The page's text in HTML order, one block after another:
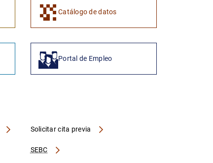
Catálogo de datos
Portal de Empleo
SEBC
Solicitar cita previa